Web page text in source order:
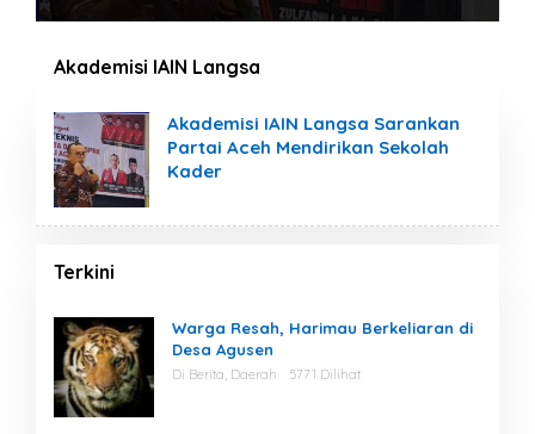
Akademisi IAIN Langsa
Akademisi IAIN Langsa Sarankan
Partai Aceh Mendirikan Sekolah
Kader
Terkini
Warga Resah, Harimau Berkeliaran di
Desa Agusen
Di Berita, Daerah 5771 Dilihat